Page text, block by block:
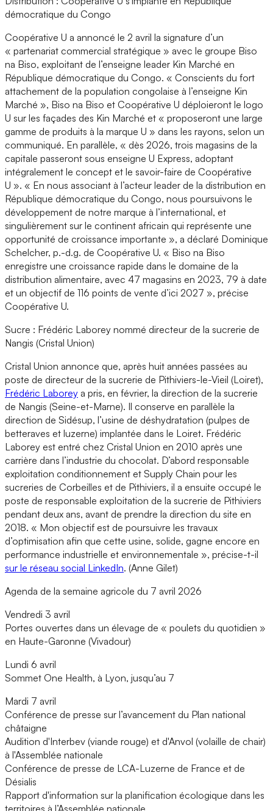
démocratique du Congo
Coopérative U a annoncé le 2 avril la signature d’un
« partenariat commercial stratégique » avec le groupe Biso
na Biso, exploitant de l’enseigne leader Kin Marché en
République démocratique du Congo. « Conscients du fort
attachement de la population congolaise à l’enseigne Kin
Marché », Biso na Biso et Coopérative U déploieront le logo
U sur les façades des Kin Marché et « proposeront une large
gamme de produits à la marque U » dans les rayons, selon un
communiqué. En parallèle, « dès 2026, trois magasins de la
capitale passeront sous enseigne U Express, adoptant
intégralement le concept et le savoir-faire de Coopérative
U ». « En nous associant à l’acteur leader de la distribution en
République démocratique du Congo, nous poursuivons le
développement de notre marque à l’international, et
singulièrement sur le continent africain qui représente une
opportunité de croissance importante », a déclaré Dominique
Schelcher, p.-d.g. de Coopérative U. « Biso na Biso
enregistre une croissance rapide dans le domaine de la
distribution alimentaire, avec 47 magasins en 2023, 79 à date
et un objectif de 116 points de vente d’ici 2027 », précise
Coopérative U.
Sucre : Frédéric Laborey nommé directeur de la sucrerie de
Nangis (Cristal Union)
Cristal Union annonce que, après huit années passées au
poste de directeur de la sucrerie de Pithiviers-le-Vieil (Loiret),
Frédéric Laborey a pris, en février, la direction de la sucrerie
de Nangis (Seine-et-Marne). Il conserve en parallèle la
direction de Sidésup, l’usine de déshydratation (pulpes de
betteraves et luzerne) implantée dans le Loiret. Frédéric
Laborey est entré chez Cristal Union en 2010 après une
carrière dans l’industrie du chocolat. D’abord responsable
exploitation conditionnement et Supply Chain pour les
sucreries de Corbeilles et de Pithiviers, il a ensuite occupé le
poste de responsable exploitation de la sucrerie de Pithiviers
pendant deux ans, avant de prendre la direction du site en
2018. « Mon objectif est de poursuivre les travaux
d’optimisation afin que cette usine, solide, gagne encore en
performance industrielle et environnementale », précise-t-il
sur le réseau social LinkedIn. (Anne Gilet)
Agenda de la semaine agricole du 7 avril 2026
Vendredi 3 avril
Portes ouvertes dans un élevage de « poulets du quotidien »
en Haute-Garonne (Vivadour)
Lundi 6 avril
Sommet One Health, à Lyon, jusqu’au 7
Mardi 7 avril
Conférence de presse sur l’avancement du Plan national
châtaigne
Audition d'Interbev (viande rouge) et d'Anvol (volaille de chair)
à l'Assemblée nationale
Conférence de presse de LCA-Luzerne de France et de
Désialis
Rapport d'information sur la planification écologique dans les